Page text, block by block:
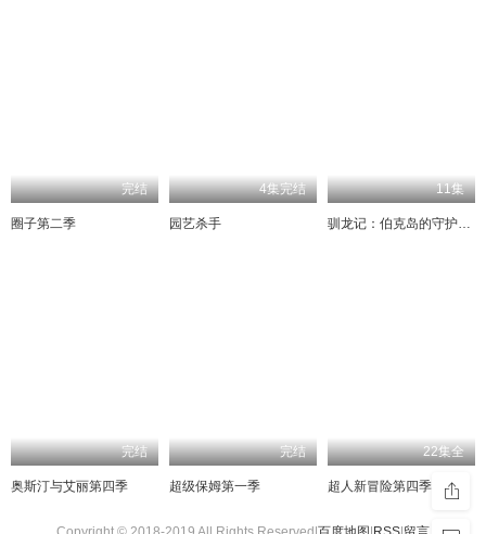
完结
圈子第二季
4集完结
园艺杀手
11集
驯龙记：伯克岛的守护者第二季
完结
奥斯汀与艾丽第四季
完结
超级保姆第一季
22集全
超人新冒险第四季